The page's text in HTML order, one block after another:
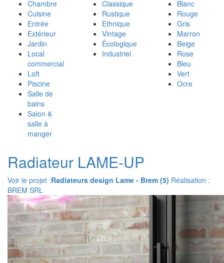
Chambre
Cuisine
Entrée
Extérieur
Jardin
Local
commercial
Loft
Piscine
Salle de
bains
Salon &
salle à
manger
Classique
Rustique
Ethnique
Vintage
Écologique
Industriel
Blanc
Rouge
Gris
Marron
Beige
Rose
Bleu
Vert
Ocre
Radiateur LAME-UP
Voir le projet :Radiateurs design Lame - Brem (5) Réalisation :
BREM SRL